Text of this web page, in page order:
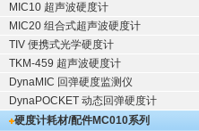
MIC10 超声波硬度计
MIC20 组合式超声波硬度计
TIV 便携式光学硬度计
TKM-459 超声波硬度计
DynaMIC 回弹硬度监测仪
DynaPOCKET 动态回弹硬度计
硬度计耗材/配件MC010系列